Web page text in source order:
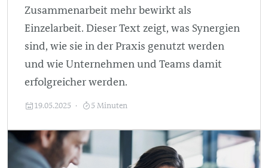
Zusammenarbeit mehr bewirkt als
Einzelarbeit. Dieser Text zeigt, was Synergien
sind, wie sie in der Praxis genutzt werden
und wie Unternehmen und Teams damit
erfolgreicher werden.
19.05.2025 5 Minuten